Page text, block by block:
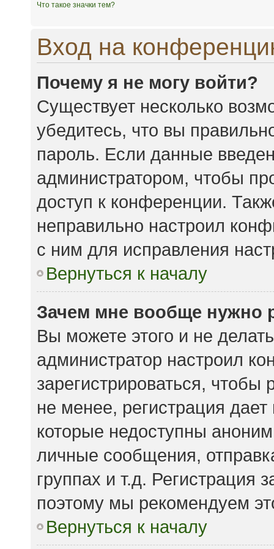
Что такое значки тем?
Вход на
Почему я не могу войти?
Существует несколько
убедитесь, что вы
пароль. Если данные
администратором, чтобы
доступ к конференции.
неправильно настроил
с ним для исправления
Вернуться к началу
Зачем мне вообще нужно
Вы можете этого и не
администратор настроил
зарегистрироваться,
не менее, регистрация
которые недоступны
личные сообщения,
группах и т.д. Регистрация
поэтому мы рекомендуем
Вернуться к началу